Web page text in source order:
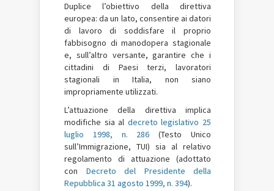
Duplice l’obiettivo della direttiva
europea: da un lato, consentire ai datori
di lavoro di soddisfare il proprio
fabbisogno di manodopera stagionale
e, sull’altro versante, garantire che i
cittadini di Paesi terzi, lavoratori
stagionali in Italia, non siano
impropriamente utilizzati.
L’attuazione della direttiva implica
modifiche sia al decreto legislativo 25
luglio 1998, n. 286(Testo Unico
sull’Immigrazione, TUI) sia al relativo
regolamento di attuazione (adottato
con Decreto del Presidente della
Repubblica 31 agosto 1999, n. 394).